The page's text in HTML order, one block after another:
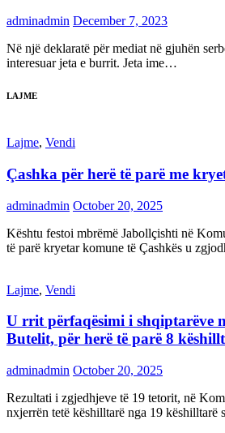
adminadmin December 7, 2023
Në një deklaratë për mediat në gjuhën
interesuar jeta e burrit. Jeta ime…
LAJME
Lajme, Vendi
Çashka për herë të parë me
adminadmin October 20, 2025
Kështu festoi mbrëmë Jabollçishti në
të parë kryetar komune të Çashkës u
Lajme, Vendi
U rrit përfaqësimi i shqiptarëve
Butelit, për herë të parë 8
adminadmin October 20, 2025
Rezultati i zgjedhjeve të 19 tetorit, në
nxjerrën tetë këshilltarë nga 19